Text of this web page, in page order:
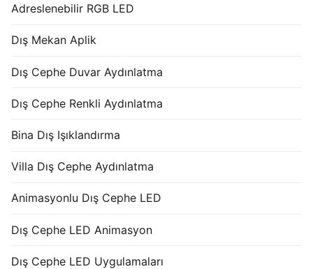
Adreslenebilir RGB LED
Dış Mekan Aplik
Dış Cephe Duvar Aydınlatma
Dış Cephe Renkli Aydınlatma
Bina Dış Işıklandırma
Villa Dış Cephe Aydınlatma
Animasyonlu Dış Cephe LED
Dış Cephe LED Animasyon
Dış Cephe LED Uygulamaları